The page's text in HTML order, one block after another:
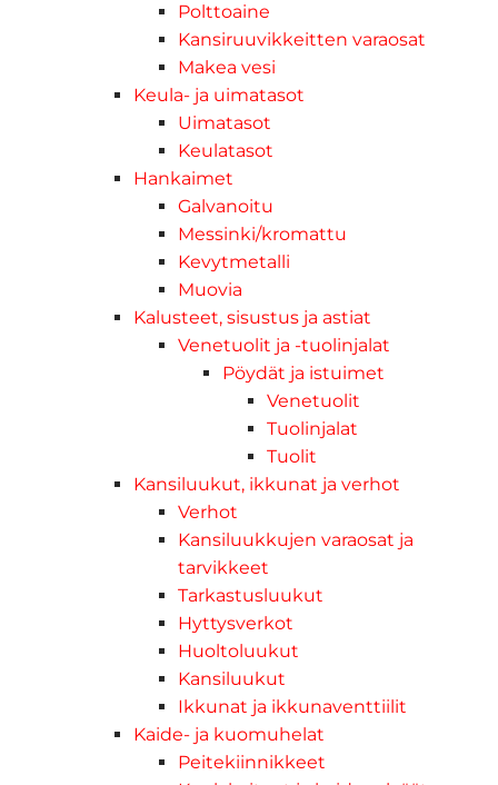
Polttoaine
Kansiruuvikkeitten varaosat
Makea vesi
Keula- ja uimatasot
Uimatasot
Keulatasot
Hankaimet
Galvanoitu
Messinki/kromattu
Kevytmetalli
Muovia
Kalusteet, sisustus ja astiat
Venetuolit ja -tuolinjalat
Pöydät ja istuimet
Venetuolit
Tuolinjalat
Tuolit
Kansiluukut, ikkunat ja verhot
Verhot
Kansiluukkujen varaosat ja
tarvikkeet
Tarkastusluukut
Hyttysverkot
Huoltoluukut
Kansiluukut
Ikkunat ja ikkunaventtiilit
Kaide- ja kuomuhelat
Peitekiinnikkeet